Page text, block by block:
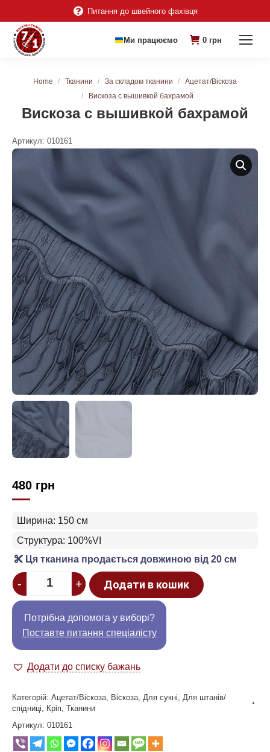
Питання до швейного фахівця
Ми працюємо 0 грн
Вискоза с вышивкой бахрамой
You are here:
Home Тканини За складом тканини
Ацетат/Віскоза
Вискоза с вышивкой бахрамой
Артикул: 010161
480 грн
Ширина: 150 см
Структура: 100%VI
Ця тканина продається довжиною від 20 см
Quantity
- + Додати в кошик
Потрібна допомога у виборі?
Поставте питання спеціалісту
Додати до списку бажань
Категорій: Ацетат/Віскоза Віскоза Для сукні
Для штанів/
спідниці
Кріп Тканини
Артикул: 010161